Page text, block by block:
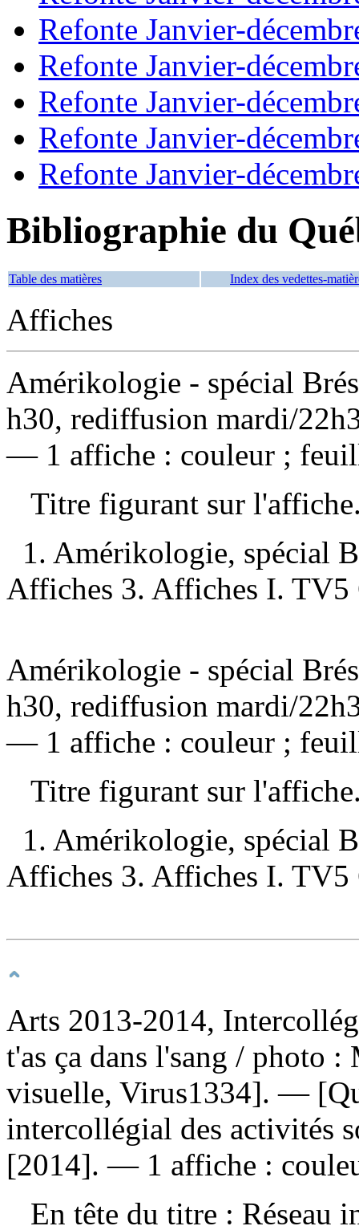
Refonte Janvier-
Refonte Janvier-
Refonte Janvier-
Refonte Janvier-
Refonte Janvier-
Bibliographie du
Table des matières Index des vedettes-
Affiches
Amérikologie - spécial
h30, rediffusion mardi/
— 1 affiche : couleur ;
Titre figurant sur
1. Amérikologie,
Affiches 3. Affiches I. TV5
Amérikologie - spécial
h30, rediffusion mardi/
— 1 affiche : couleur ;
Titre figurant sur
1. Amérikologie,
Affiches 3. Affiches I. TV5
Arts 2013-2014,
t'as ça dans l'sang / photo :
visuelle, Virus1334]. —
intercollégial des activités
[2014]. — 1 affiche :
En tête du titre : Réseau